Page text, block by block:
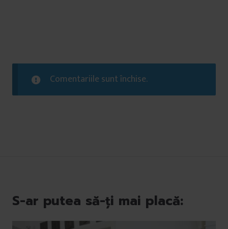
Comentariile sunt închise.
S-ar putea să-ți mai placă: